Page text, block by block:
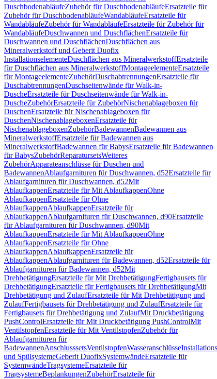
DuschbodenabläufeZubehör für DuschbodenabläufeErsatzteile für
Zubehör für DuschbodenabläufeWandabläufeErsatzteile für
WandabläufeZubehör für WandabläufeErsatzteile für Zubehör für
WandabläufeDuschwannen und DuschflächenErsatzteile für
Duschwannen und DuschflächenDuschflächen aus
Mineralwerkstoff und Geberit Duofix
InstallationselementeDuschflächen aus MineralwerkstoffErsatzteile
für Duschflächen aus MineralwerkstoffMontageelementeErsatzteile
für MontageelementeZubehörDuschabtrennungenErsatzteile für
DuschabtrennungenDuschseitenwände für Walk-in-
DuscheErsatzteile für Duschseitenwände für Walk-in-
DuscheZubehörErsatzteile für ZubehörNischenablageboxen für
DuschenErsatzteile für Nischenablageboxen für
DuschenNischenablageboxenErsatzteile für
NischenablageboxenZubehörBadewannenBadewannen aus
MineralwerkstoffErsatzteile für Badewannen aus
MineralwerkstoffBadewannen für BabysErsatzteile für Badewannen
für BabysZubehörReparatursetsWeiteres
ZubehörApparateanschlüsse für Duschen und
BadewannenAblaufgarnituren für Duschwannen, d52Ersatzteile für
Ablaufgarnituren für Duschwannen, d52Mit
AblaufkappenErsatzteile für Mit AblaufkappenOhne
AblaufkappenErsatzteile für Ohne
AblaufkappenAblaufkappenErsatzteile für
AblaufkappenAblaufgarnituren für Duschwannen, d90Ersatzteile
für Ablaufgarnituren für Duschwannen, d90Mit
AblaufkappenErsatzteile für Mit AblaufkappenOhne
AblaufkappenErsatzteile für Ohne
AblaufkappenAblaufkappenErsatzteile für
AblaufkappenAblaufgarnituren für Badewannen, d52Ersatzteile für
Ablaufgarnituren für Badewannen, d52Mit
DrehbetätigungErsatzteile für Mit DrehbetätigungFertigbausets für
DrehbetätigungErsatzteile für Fertigbausets für DrehbetätigungMit
Drehbetätigung und ZulaufErsatzteile für Mit Drehbetätigung und
ZulaufFertigbausets für Drehbetätigung und ZulaufErsatzteile für
Fertigbausets für Drehbetätigung und ZulaufMit Druckbetätigung
PushControlErsatzteile für Mit Druckbetätigung PushControlMit
VentilstopfenErsatzteile für Mit VentilstopfenZubehör für
Ablaufgarnituren für
BadewannenAnschlusssetsVentilstopfenWasseranschlüsse
und SpülsystemeGeberit DuofixSystemwändeErsatzteile für
SystemwändeTragsystemeErsatzteile für
TragsystemeBeplankungenZubehörErsatzteile für